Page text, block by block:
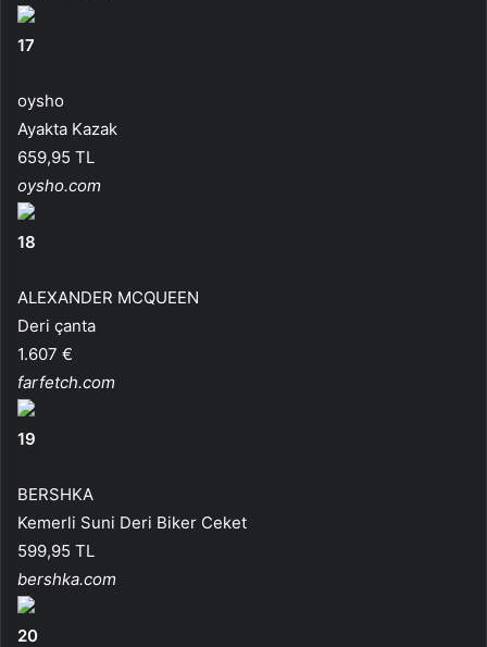
17
oysho
Ayakta Kazak
659,95 TL
oysho.com
18
ALEXANDER MCQUEEN
Deri çanta
1.607 €
farfetch.com
19
BERSHKA
Kemerli Suni Deri Biker Ceket
599,95 TL
bershka.com
20